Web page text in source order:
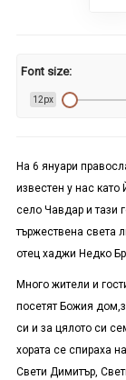
Font size:
12px
На 6 януари
известен у нас
село Чавдар и тази
тържествена света
отец хаджи Недко
Много жители и
посетят Божия
си и за цялото си
хората се спираха
Свети Димитър,